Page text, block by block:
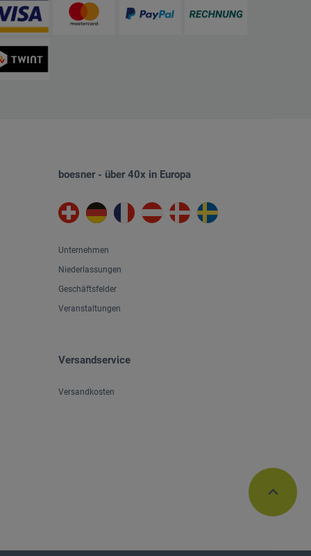
boesner - über 40x in Europa
Unternehmen
Niederlassungen
Geschäftsfelder
Veranstaltungen
Versandservice
Versandkosten